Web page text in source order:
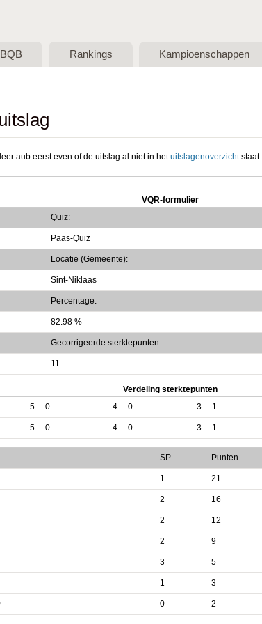
BQB Rankings Kampioenschappen
aub eerst even of de uitslag al niet in hetuitslagenoverzichtstaat.
VQR-formulier
Quiz:
Paas-Quiz
Locatie (Gemeente):
Sint-Niklaas
Percentage:
82.98 %
Gecorrigeerde sterktepunten:
11
Verdeling sterktepunten
5: 0 4: 0 3: 1
5: 0 4: 0 3: 1
SP Punten
1 21
2 16
2 12
2 9
3 5
1 3
0 2